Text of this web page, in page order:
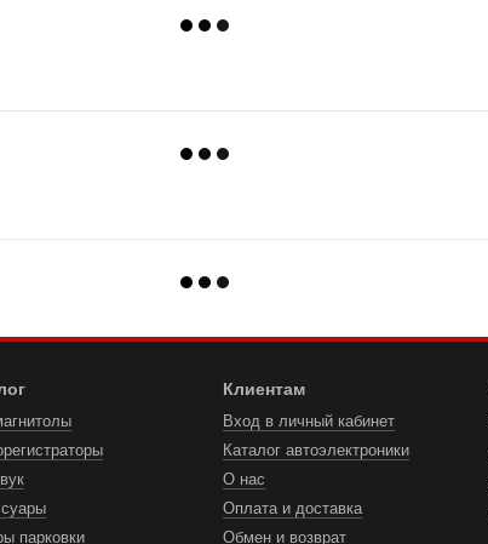
парковки
Клиентам
Вход в личный кабинет
Каталог автоэлектроники
О нас
Оплата и доставка
Обмен и возврат